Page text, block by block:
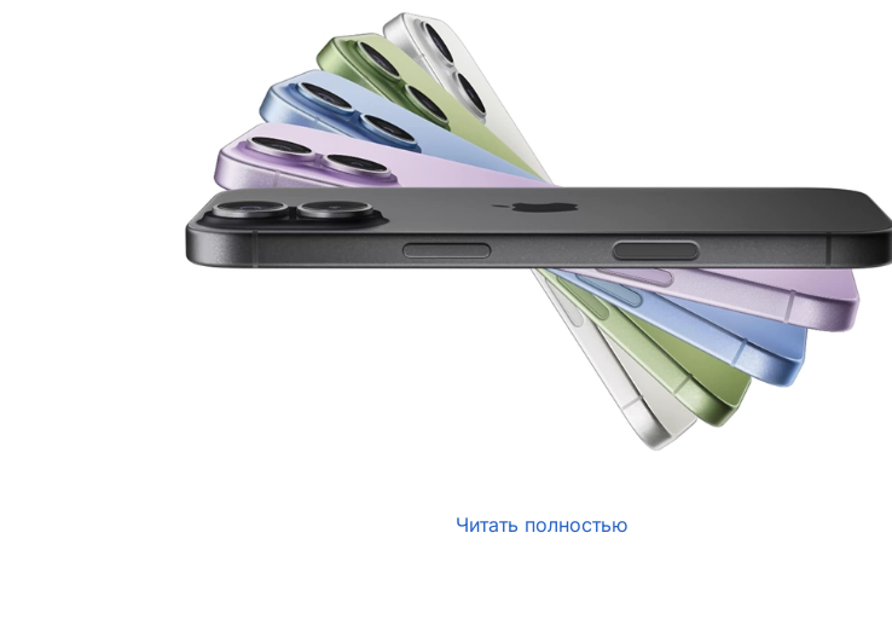
Читать полностью